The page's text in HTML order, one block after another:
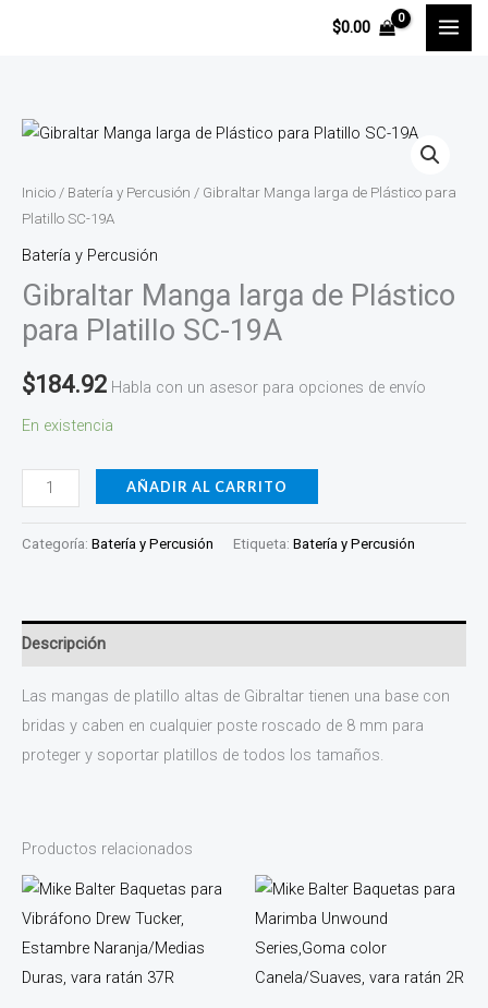
$0.00
Inicio / Batería y Percusión / Gibraltar Manga larga de Plástico para
Platillo SC-19A
Batería y Percusión
Gibraltar Manga larga de Plástico
para Platillo SC-19A
$184.92 Habla con un asesor para opciones de envío
En existencia
Gibraltar
larga
de
Plástico
para
Platillo
SC-
19A
cantidad
AÑADIR AL CARRITO
Categoría: Batería y Percusión Etiqueta: Batería y Percusión
Descripción
Las mangas de platillo altas de Gibraltar tienen una base con
bridas y caben en cualquier poste roscado de 8 mm para
proteger y soportar platillos de todos los tamaños.
Productos relacionados